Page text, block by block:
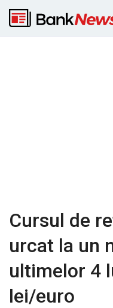
Cursul de
urcat la un
ultimelor 4
lei/euro